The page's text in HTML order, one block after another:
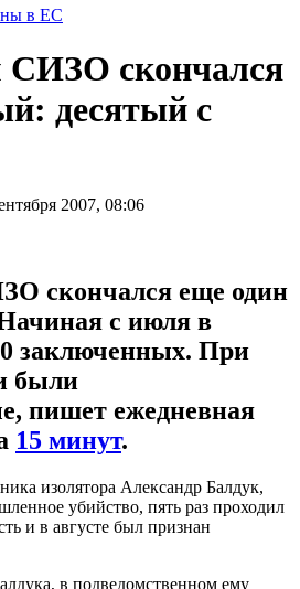
в ЕС
СИЗО скончался
десятый с
2007, 08:06
скончался еще один
с июля в
заключенных. При
были
пишет ежедневная
15 минут.
изолятора Александр Балдук,
убийство, пять раз проходил
и в августе был признан
в подведомственном ему